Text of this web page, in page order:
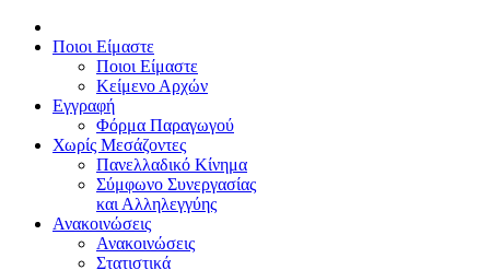
Ποιοι Είμαστε
Ποιοι Είμαστε
Κείμενο Αρχών
Εγγραφή
Φόρμα Παραγωγού
Χωρίς Μεσάζοντες
Πανελλαδικό Κίνημα
Σύμφωνο Συνεργασίας
και Αλληλεγγύης
Ανακοινώσεις
Ανακοινώσεις
Στατιστικά